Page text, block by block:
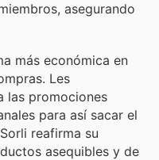
asegurando
más económica en
Les
las promociones
para así sacar el
reafirma su
asequibles y de